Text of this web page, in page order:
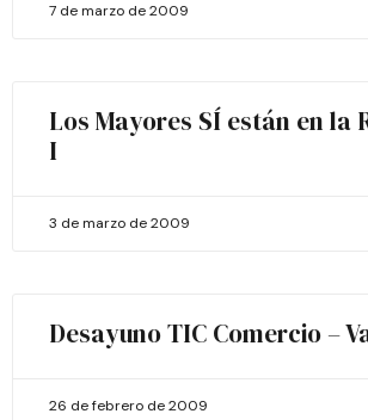
7 de marzo de 2009
Los Mayores SÍ están en la
I
3 de marzo de 2009
Desayuno TIC Comercio –
26 de febrero de 2009